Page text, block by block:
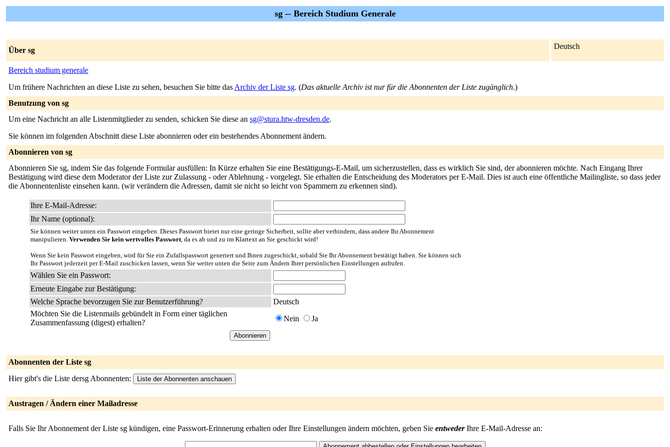
sg -- Bereich Studium Generale
Über sg Deutsch
Bereich studium generale
Um frühere Nachrichten an diese Liste zu sehen, besuchen Sie bitte das Archiv der Liste sg. (Das aktuelle Archiv ist nur für die Abonnenten der Liste zugänglich.)
Benutzung von sg
Um eine Nachricht an alle Listenmitglieder zu senden, schicken Sie diese an sg@stura.htw-dresden.de.
Sie können im folgenden Abschnitt diese Liste abonnieren oder ein bestehendes Abonnement ändern.
Abonnieren von sg
Abonnieren Sie sg, indem Sie das folgende Formular ausfüllen: In Kürze erhalten Sie eine Bestätigungs-E-Mail, um sicherzustellen, dass es wirklich Sie sind, der abonnieren möchte. Nach Eingang Ihrer
Bestätigung wird diese dem Moderator der Liste zur Zulassung - oder Ablehnung - vorgelegt. Sie erhalten die Entscheidung des Moderators per E-Mail. Dies ist auch eine öffentliche Mailingliste, so dass jeder
die Abonnentenliste einsehen kann. (wir verändern die Adressen, damit sie nicht so leicht von Spammern zu erkennen sind).
Ihre E-Mail-Adresse:
Ihr Name (optional):
Sie können weiter unten ein Passwort eingeben. Dieses Passwort bietet nur eine geringe Sicherheit, sollte aber verhindern, dass andere Ihr Abonnement
manipulieren. Verwenden Sie kein wertvolles Passwort, da es ab und zu im Klartext an Sie geschickt wird!
Wenn Sie kein Passwort eingeben, wird für Sie ein Zufallspasswort generiert und Ihnen zugeschickt, sobald Sie Ihr Abonnement bestätigt haben. Sie können sich
Ihr Passwort jederzeit per E-Mail zuschicken lassen, wenn Sie weiter unten die Seite zum Ändern Ihrer persönlichen Einstellungen aufrufen.
Wählen Sie ein Passwort:
Erneute Eingabe zur Bestätigung:
Welche Sprache bevorzugen Sie zur Benutzerführung?
Deutsch
Möchten Sie die Listenmails gebündelt in Form einer täglichen
Zusammenfassung (digest) erhalten?
Nein Ja
Abonnenten der Liste sg
Hier gibt's die Liste dersg Abonnenten:
Austragen / Ändern einer Mailadresse
Falls Sie Ihr Abonnement der Liste sg kündigen, eine Passwort-Erinnerung erhalten oder Ihre Einstellungen ändern möchten, geben Sie entwederIhre E-Mail-Adresse an: